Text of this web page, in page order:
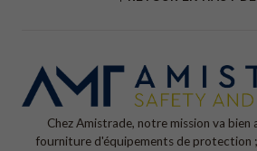
Chez Amistrade, notre mission va bien
fourniture d'équipements de protection